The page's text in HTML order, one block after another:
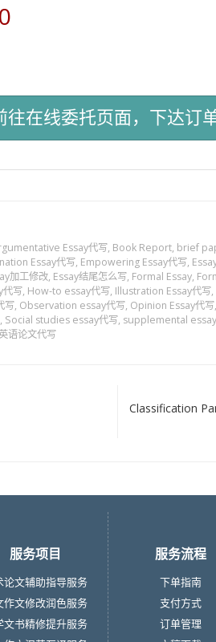
Essay代写, Book Report, brief
Essay代写, Empowering Essay代写,
加工修改, Essay结尾怎么写, Formal Essay,
写, How-to essay代写, Illustration Essay代写,
写, Observation essay代写, Opinion Essay代写,
, Social studies essay代写, supplemental
英语论文代写
Classification
服务项目
论文辅助指导服务
作文修改润色服务
文书精修提升服务
服务流程
下单指南
支付方式
订单管理